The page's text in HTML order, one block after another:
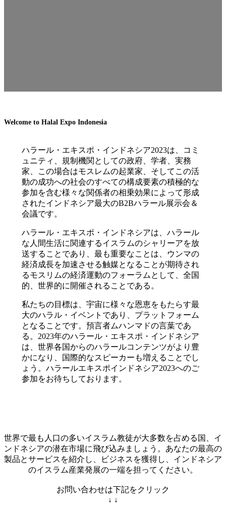
Welcome to Halal Expo Indonesia
ハラール・エキスポ・インドネシア2023は、コミ
ュニティ、規制機関としての政府、学者、実務
家、この場合はモスレムの起業家、そしてこの活
動の成功への社会のすべての構成要素の積極的な
参加を含む様々な関係者の相乗効果によって形成
されたインドネシア最大のB2Bハラール展示会＆
会議です。
ハラール・エキスポ・インドネシアは、ハラール
な人間生活に関連するイスラムのシャリーアを放
送することであり、最も重要なことは、ウンマの
経済成長を加速させる触媒となることが期待され
るモスリムの経済運動のフォーラムとして、全国
的、世界的に開催されることである。
私たちの目標は、宇宙に様々な恩恵をもたらす最
大のハラル・イベントであり、プラットフォーム
となることです。預言者ムハンマドの言葉であ
る。2023年のハラール・エキスポ・インドネシア
は、世界各国からのハラールコンテンツがより豊
かになり、国際的なスピーカーも増えることでし
ょう。ハラールエキスポインドネシア2023へのご
参加をお待ちしております。
世界で最も人口の多いイスラム教徒が大多数を占める国、イ
ンドネシアの潜在市場に飛び込みましょう。あなたの最高の
製品とサービスを紹介し、ビジネスを獲得し、インドネシア
のイスラム産業発展の一端を担ってください。
お問い合わせは下記をクリック
↓ ↓